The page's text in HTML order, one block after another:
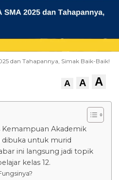
dan Tahapannya, Simak Baik-Baik!
A A A
Kemampuan Akademik
dibuka untuk murid
ini langsung jadi topik
kelas 12.